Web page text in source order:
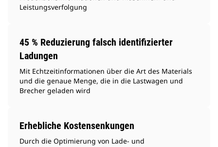
Leistungsverfolgung
45 % Reduzierung falsch identifizierter
Ladungen
Mit Echtzeitinformationen über die Art des Materials
und die genaue Menge, die in die Lastwagen und
Brecher geladen wird
Erhebliche Kostensenkungen
Durch die Optimierung von Lade- und